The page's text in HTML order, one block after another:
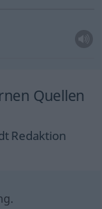
Quellen
Redaktion